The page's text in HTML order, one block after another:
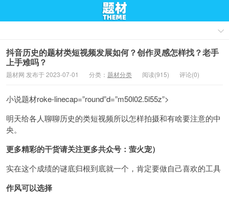
抖音历史的题材类短视频发展如何？创作灵感怎样找？老手
上手难吗？
题材网 发布于 2023-07-01 分类： 题材分类 阅读(915) 评论(0)
小说题材roke-linecap=”round”d=”m50l02.5l55z”>
明天给各人聊聊历史的类短视频所以怎样拍摄和有啥要注意的中
央。
更多精彩的干货请关注更多共众号：萤火宠）
实在这个成绩的谜底归根到底就一个，肯定要做自己喜欢的工具
作风可以选择